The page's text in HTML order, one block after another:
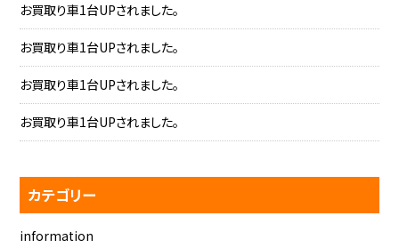
お買取り車1台UPされました。
お買取り車1台UPされました。
お買取り車1台UPされました。
お買取り車1台UPされました。
カテゴリー
information